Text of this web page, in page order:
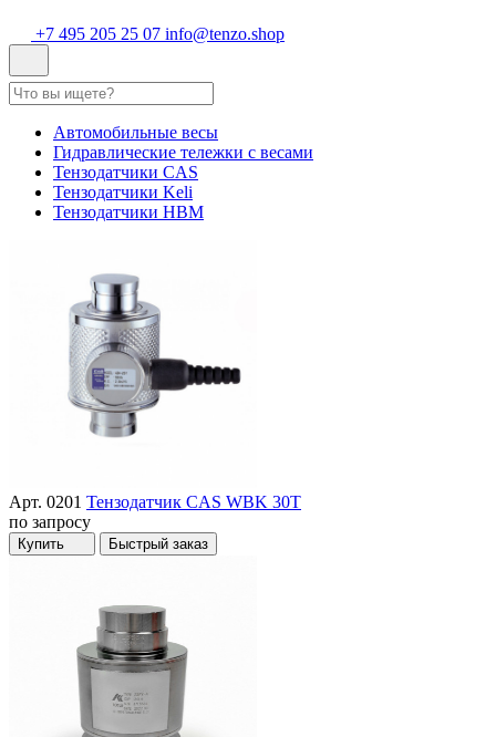
+7 495 205 25 07 info@tenzo.shop
Автомобильные весы
Гидравлические тележки с весами
Тензодатчики CAS
Тензодатчики Keli
Тензодатчики HBM
Арт. 0201 Тензодатчик CAS WBK 30T
по запросу
Купить Быстрый заказ